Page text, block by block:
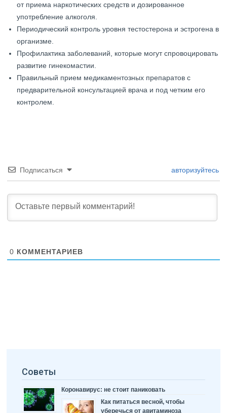
от приема наркотических средств и дозированное
употребление алкоголя.
Периодический контроль уровня тестостерона и эстрогена в
организме.
Профилактика заболеваний, которые могут спровоцировать
развитие гинекомастии.
Правильный прием медикаментозных препаратов с
предварительной консультацией врача и под четким его
контролем.
Подписаться авторизуйтесь
0 КОММЕНТАРИЕВ
Советы
Коронавирус: не стоит паниковать
Как питаться весной, чтобы
уберечься от авитаминоза